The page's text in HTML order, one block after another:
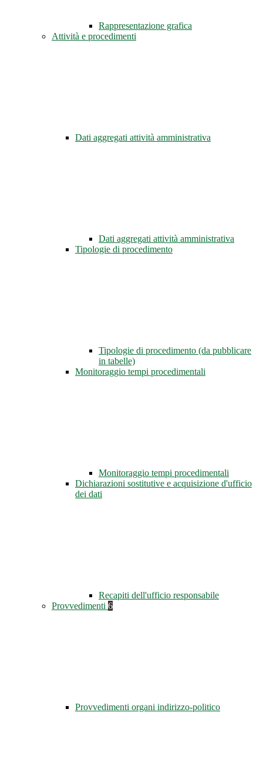
Rappresentazione grafica
Attività e procedimenti
Dati aggregati attività amministrativa
Dati aggregati attività amministrativa
Tipologie di procedimento
Tipologie di procedimento (da pubblicare
in tabelle)
Monitoraggio tempi procedimentali
Monitoraggio tempi procedimentali
Dichiarazioni sostitutive e acquisizione d'ufficio
dei dati
Recapiti dell'ufficio responsabile
Provvedimenti 6
Provvedimenti organi indirizzo-politico